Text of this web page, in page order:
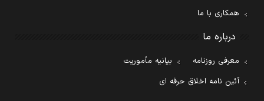
همکاری با ما
درباره ما
معرفی روزنامه
بیانیه مأموریت
آئین نامه اخلاق حرفه ای